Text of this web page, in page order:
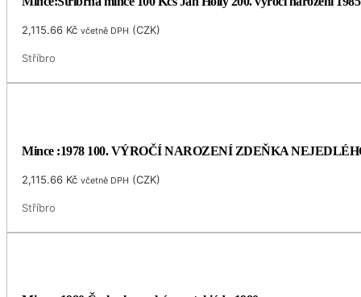
2,115.66 Kč včetně DPH (CZK)
Stříbro
Mince :1978 100. VÝROČÍ NAROZENÍ ZDEŇKA
2,115.66 Kč včetně DPH (CZK)
Stříbro